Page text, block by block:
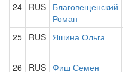
24 RUS Благовещенский
Роман
25 RUS Яшина Ольга
26 RUS Фиш Семен